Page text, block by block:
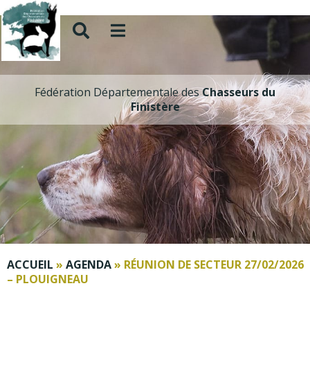
Fédération Départementale desChasseurs du
Finistère
ACCUEIL » AGENDA» RÉUNION DE SECTEUR 27/02/2026
– PLOUIGNEAU